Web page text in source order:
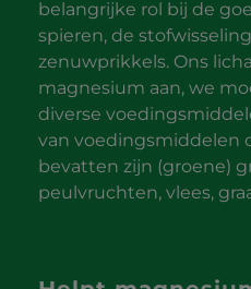
belangrijke rol bij de
spieren, de
zenuwprikkels. Ons
magnesium aan, we
diverse
van voedingsmiddelen
bevatten zijn (groene)
peulvruchten, vlees,